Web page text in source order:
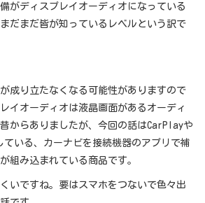
がディスプレイオーディオになっている
だまだ皆が知っているレベルという訳で
成り立たなくなる可能性がありますので
イオーディオは液晶画面があるオーディ
からありましたが、今回の話はCarPlayや
いる、カーナビを接続機器のアプリで補
組み込まれている商品です。
いですね。要はスマホをつないで色々出